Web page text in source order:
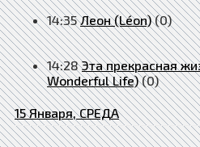
14:35 Леон (Léon) (0)
14:28 Эта прекрасная
Wonderful Life) (0)
15 Января, СРЕДА